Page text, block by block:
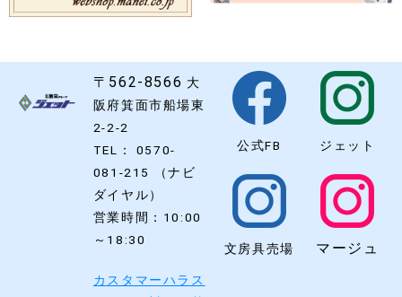
〒562-8566 大
阪府箕面市船場東
2-2-2
TEL： 0570-
081-215 （ナビ
ダイヤル）
営業時間：10:00
～18:30
カスタマーハラス
公式FB ジェット
文房具売場 マージュ